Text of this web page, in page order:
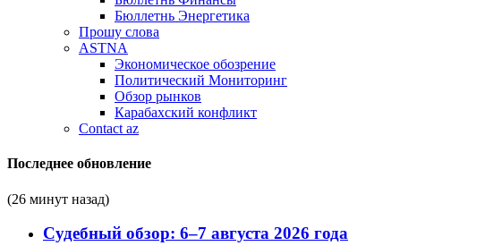
Бюллетнь Энергетика
Прошу слова
ASTNA
Экономическое обозрение
Политический Мониторинг
Обзор рынков
Карабахский конфликт
Contact az
Последнее обновление
(26 минут назад)
Судебный обзор: 6–7 августа 2026 года